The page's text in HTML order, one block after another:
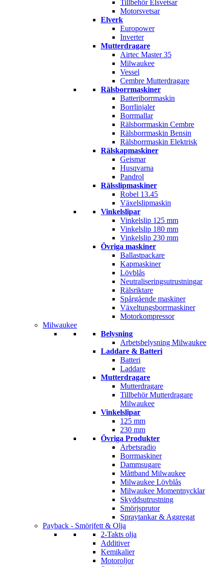
Tillbehör Elsvetsar
Motorsvetsar
Elverk
Europower
Inverter
Mutterdragare
Airtec Master 35
Milwaukee
Vessel
Cembre Mutterdragare
Rälsborrmaskiner
Batteriborrmaskin
Borrlinjaler
Borrmallar
Rälsborrmaskin Cembre
Rälsborrmaskin Bensin
Rälsborrmaskin Elektrisk
Rälskapmaskiner
Geismar
Husqvarna
Pandrol
Rälsslipmaskiner
Robel 13.45
Växelslipmaskin
Vinkelslipar
Vinkelslip 125 mm
Vinkelslip 180 mm
Vinkelslip 230 mm
Övriga maskiner
Ballastpackare
Kapmaskiner
Lövblås
Neutraliseringsutrustningar
Rälsriktare
Spårgående maskiner
Växeltungsborrmaskiner
Motorkompressor
Milwaukee
Belysning
Arbetsbelysning Milwaukee
Laddare & Batteri
Batteri
Laddare
Mutterdragare
Mutterdragare
Tillbehör Mutterdragare
Milwaukee
Vinkelslipar
125 mm
230 mm
Övriga Produkter
Arbetsradio
Borrmaskiner
Dammsugare
Måttband Milwaukee
Milwaukee Lövblås
Milwaukee Momentnycklar
Skyddsutrustning
Smörjsprutor
Spraytankar & Aggregat
Payback - Smörjfett & Olja
2-Takts olja
Additiver
Kemikalier
Motoroljor